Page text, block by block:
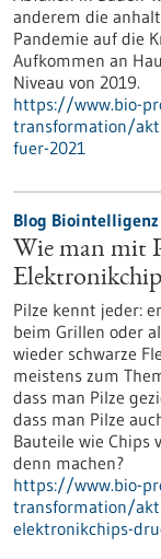
anderem die
Pandemie auf die
Aufkommen an
Niveau von 2019.
https://www.bio-
transformation/
fuer-2021
Blog Biointelligenz
Wie man mit
Pilze kennt jeder:
beim Grillen oder
wieder schwarze
meistens zum
dass man Pilze
dass man Pilze
Bauteile wie Chips
denn machen?
https://www.bio-
transformation/
elektronikchips-